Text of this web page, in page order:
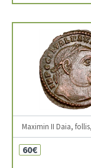
Maximin II Daia,
60€